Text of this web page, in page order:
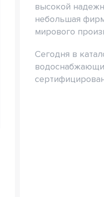
высокой
небольшая
мирового
Сегодня в